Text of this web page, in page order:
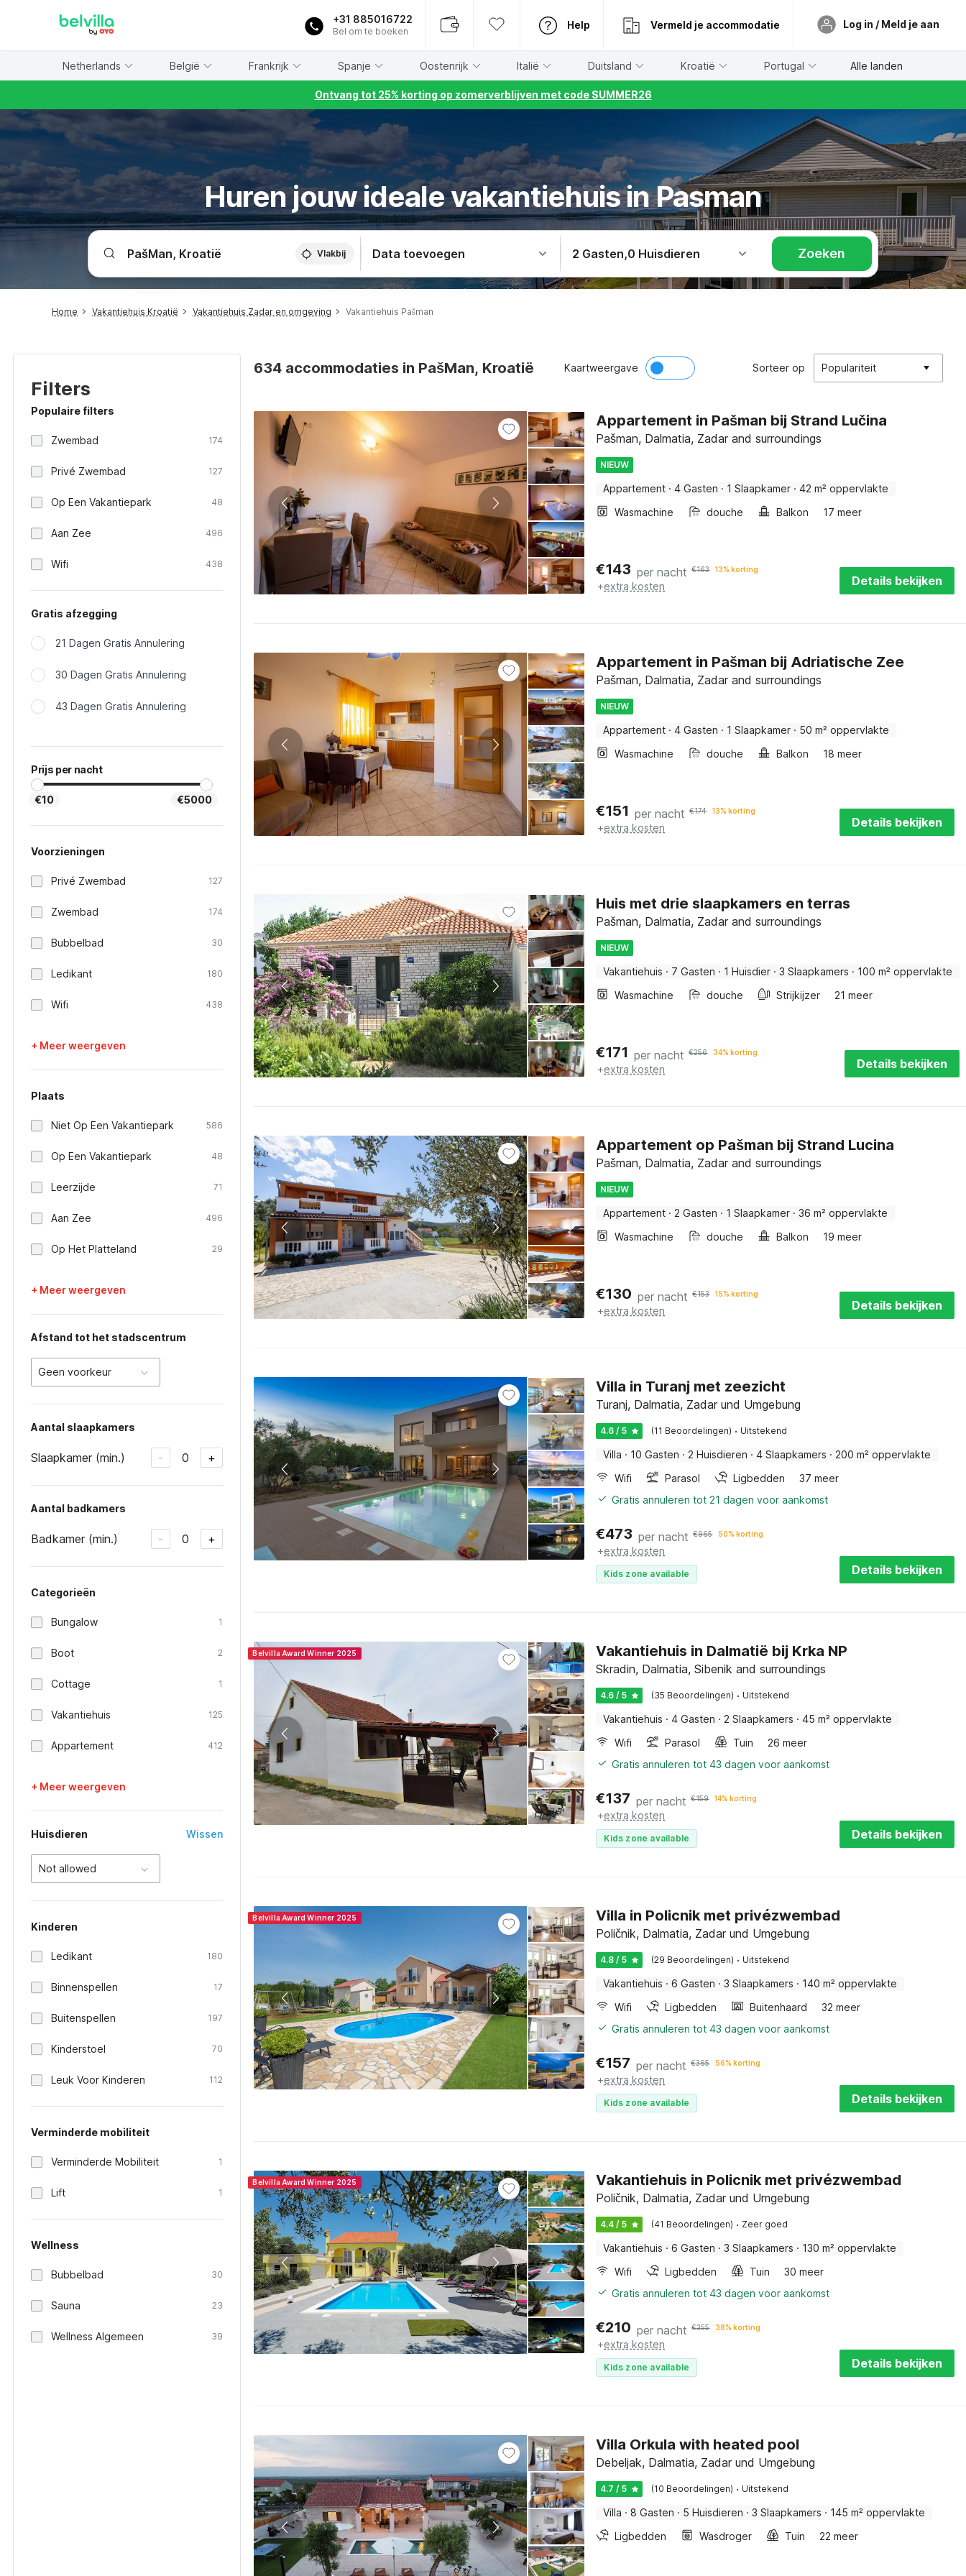
+31 885016722
Bel om te boeken
Help Vermeld je accommodatie Log in / Meld je aan
Netherlands België Frankrijk Spanje Oostenrijk Italië Duitsland Kroatië Portugal Alle landen
Ontvang tot 25% korting op zomerverblijven met code SUMMER26
Huren jouw ideale vakantiehuis in Pasman
Vlakbij Data toevoegen 2 Gasten,0 Huisdieren Zoeken
Home Vakantiehuis Kroatië Vakantiehuis Zadar en omgeving Vakantiehuis Pašman
Filters
Populaire filters
Zwembad 174
Privé Zwembad 127
Op Een Vakantiepark 48
Aan Zee 496
Wifi 438
Gratis afzegging
21 Dagen Gratis Annulering
30 Dagen Gratis Annulering
43 Dagen Gratis Annulering
Prijs per nacht
€10 €5000
Voorzieningen
Privé Zwembad 127
Zwembad 174
Bubbelbad 30
Ledikant 180
Wifi 438
+ Meer weergeven
Plaats
Niet Op Een Vakantiepark 586
Op Een Vakantiepark 48
Leerzijde 71
Aan Zee 496
Op Het Platteland 29
+ Meer weergeven
Afstand tot het stadscentrum
Geen voorkeur
Aantal slaapkamers
Slaapkamer (min.) - 0 +
Aantal badkamers
Badkamer (min.) - 0 +
Categorieën
Bungalow 1
Boot 2
Cottage 1
Vakantiehuis 125
Appartement 412
+ Meer weergeven
Huisdieren Wissen
Not allowed
Kinderen
Ledikant 180
Binnenspellen 17
Buitenspellen 197
Kinderstoel 70
Leuk Voor Kinderen 112
Verminderde mobiliteit
Verminderde Mobiliteit 1
Lift 1
Wellness
Bubbelbad 30
Sauna 23
Wellness Algemeen 39
634 accommodaties in PašMan, Kroatië Kaartweergave Sorteer op Populariteit
Appartement in Pašman bij Strand Lučina
Pašman, Dalmatia, Zadar and surroundings
NIEUW
Appartement · 4 Gasten · 1 Slaapkamer · 42 m² oppervlakte
Wasmachine
douche Balkon 17 meer
€143 per nacht €163 13% korting
+extra kosten Details bekijken
Appartement in Pašman bij Adriatische Zee
Pašman, Dalmatia, Zadar and surroundings
NIEUW
Appartement · 4 Gasten · 1 Slaapkamer · 50 m² oppervlakte
Wasmachine
douche Balkon 18 meer
€151 per nacht €174 13% korting
+extra kosten Details bekijken
Huis met drie slaapkamers en terras
Pašman, Dalmatia, Zadar and surroundings
NIEUW
Vakantiehuis · 7 Gasten · 1 Huisdier · 3 Slaapkamers · 100 m² oppervlakte
Wasmachine
douche Strijkijzer 21 meer
€171 per nacht €256 34% korting
+extra kosten Details bekijken
Appartement op Pašman bij Strand Lucina
Pašman, Dalmatia, Zadar and surroundings
NIEUW
Appartement · 2 Gasten · 1 Slaapkamer · 36 m² oppervlakte
Wasmachine
douche Balkon 19 meer
€130 per nacht €153 15% korting
+extra kosten Details bekijken
Villa in Turanj met zeezicht
Turanj, Dalmatia, Zadar und Umgebung
4.6 / 5 (11 Beoordelingen) · Uitstekend
Villa · 10 Gasten · 2 Huisdieren · 4 Slaapkamers · 200 m² oppervlakte
Wifi
Parasol Ligbedden
37 meer
Gratis annuleren tot 21 dagen voor aankomst
€473 per nacht €965 50% korting
+extra kosten
Kids zone available Details bekijken
Belvilla Award Winner 2025 Vakantiehuis in Dalmatië bij Krka NP
Skradin, Dalmatia, Sibenik and surroundings
4.6 / 5 (35 Beoordelingen) · Uitstekend
Vakantiehuis · 4 Gasten · 2 Slaapkamers · 45 m² oppervlakte
Wifi
Parasol Tuin
26 meer
Gratis annuleren tot 43 dagen voor aankomst
€137 per nacht €159 14% korting
+extra kosten
Kids zone available Details bekijken
Belvilla Award Winner 2025 Villa in Policnik met privézwembad
Poličnik, Dalmatia, Zadar und Umgebung
4.8 / 5 (29 Beoordelingen) · Uitstekend
Vakantiehuis · 6 Gasten · 3 Slaapkamers · 140 m² oppervlakte
Wifi
Ligbedden Buitenhaard
32 meer
Gratis annuleren tot 43 dagen voor aankomst
€157 per nacht €365 56% korting
+extra kosten
Kids zone available Details bekijken
Belvilla Award Winner 2025 Vakantiehuis in Policnik met privézwembad
Poličnik, Dalmatia, Zadar und Umgebung
4.4 / 5 (41 Beoordelingen) · Zeer goed
Vakantiehuis · 6 Gasten · 3 Slaapkamers · 130 m² oppervlakte
Wifi
Ligbedden Tuin
30 meer
Gratis annuleren tot 43 dagen voor aankomst
€210 per nacht €355 38% korting
+extra kosten
Kids zone available Details bekijken
Villa Orkula with heated pool
Debeljak, Dalmatia, Zadar und Umgebung
4.7 / 5 (10 Beoordelingen) · Uitstekend
Villa · 8 Gasten · 5 Huisdieren · 3 Slaapkamers · 145 m² oppervlakte
Ligbedden
Wasdroger Tuin 22 meer